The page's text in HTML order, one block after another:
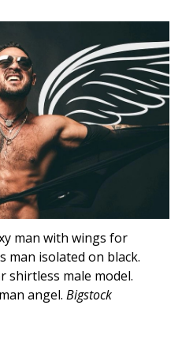
man with wings for
man isolated on black.
shirtless male model.
angel. Bigstock